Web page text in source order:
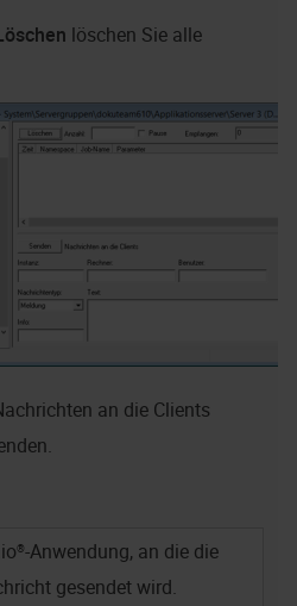
löschen Sie alle
an die Clients
-Anwendung, an die die
gesendet wird.